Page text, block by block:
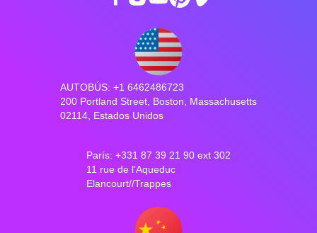
AUTOBÚS: +1 6462486723
200 Portland Street, Boston, Massachusetts
02114, Estados Unidos
París: +331 87 39 21 90 ext 302
11 rue de l'Aqueduc
Elancourt//Trappes